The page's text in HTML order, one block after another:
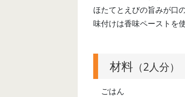
ほたてとえびの旨みが口
味付けは香味ペーストを
材料 （2人分）
ごはん